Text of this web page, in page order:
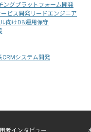
ングプラットフォーム開発
ビス開発リードエンジニア
向けDB運用保守
CRMシステム開発
者インタビュー